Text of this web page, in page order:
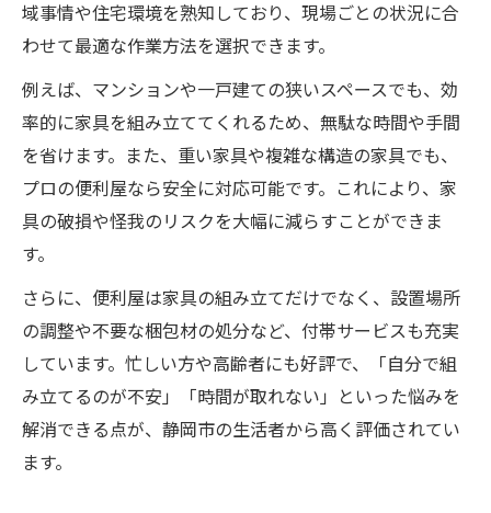
域事情や住宅環境を熟知しており、現場ごとの状況に合
わせて最適な作業方法を選択できます。
例えば、マンションや一戸建ての狭いスペースでも、効
率的に家具を組み立ててくれるため、無駄な時間や手間
を省けます。また、重い家具や複雑な構造の家具でも、
プロの便利屋なら安全に対応可能です。これにより、家
具の破損や怪我のリスクを大幅に減らすことができま
す。
さらに、便利屋は家具の組み立てだけでなく、設置場所
の調整や不要な梱包材の処分など、付帯サービスも充実
しています。忙しい方や高齢者にも好評で、「自分で組
み立てるのが不安」「時間が取れない」といった悩みを
解消できる点が、静岡市の生活者から高く評価されてい
ます。